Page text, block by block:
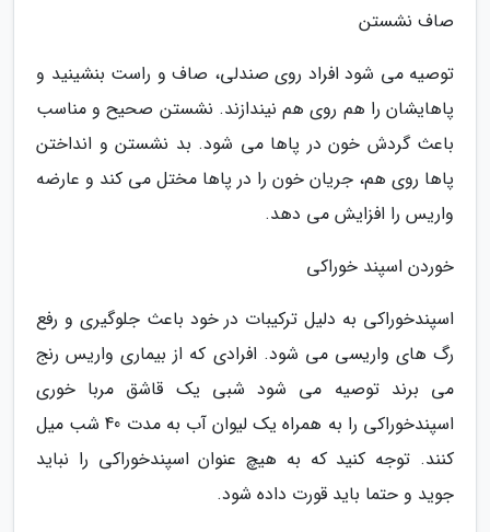
صاف نشستن
توصیه می شود افراد روی صندلی، صاف و راست بنشینید و
پاهایشان را هم روی هم نیندازند. نشستن صحیح و مناسب
باعث گردش خون در پاها می شود. بد نشستن و انداختن
پاها روی هم، جریان خون را در پاها مختل می کند و عارضه
واریس را افزایش می دهد.
خوردن اسپند خوراکی
اسپندخوراکی به دلیل ترکیبات در خود باعث جلوگیری و رفع
رگ های واریسی می شود. افرادی که از بیماری واریس رنج
می برند توصیه می شود شبی یک قاشق مربا خوری
اسپندخوراکی را به همراه یک لیوان آب به مدت 40 شب میل
کنند. توجه کنید که به هیچ عنوان اسپندخوراکی را نباید
جوید و حتما باید قورت داده شود.